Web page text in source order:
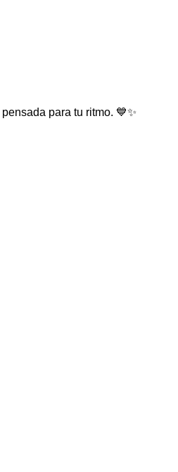
para tu ritmo. 💙✨